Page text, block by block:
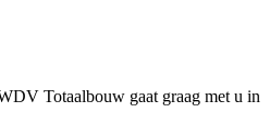
Totaalbouw gaat graag met u in